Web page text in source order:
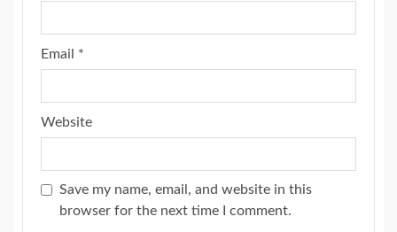
Email *
Website
Save my name, email, and website in this
browser for the next time I comment.